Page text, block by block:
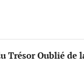
Trésor Oublié de